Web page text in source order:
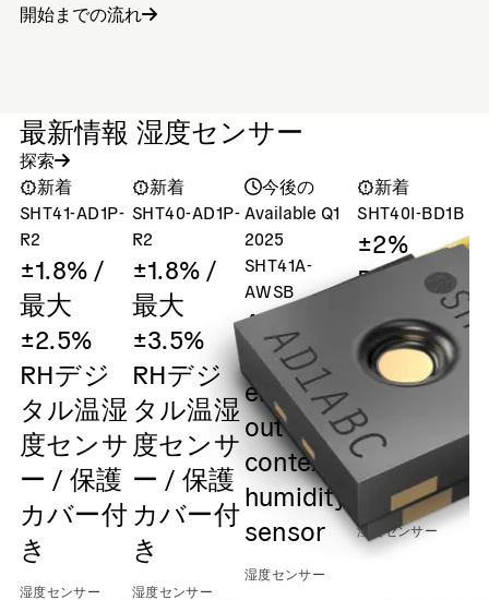
開始までの流れ
最新情報 湿度センサー
探索
新着
SHT41-AD1P-
R2
±1.8% /
最大
±2.5%
RHデジ
タル温湿
度センサ
ー / 保護
カバー付
き
湿度センサー
新着
SHT40-AD1P-
R2
±1.8% /
最大
±3.5%
RHデジ
タル温湿
度センサ
ー / 保護
カバー付
き
湿度センサー
今後の
Available Q1
2025
SHT41A-
AWSB
ASIL-A
safety
element
out of
context
humidity
sensor
湿度センサー
新着
SHT40I-BD1B
±2%
Digital
humidity
and
sensor /
0x45 I2C
Output
湿度センサー